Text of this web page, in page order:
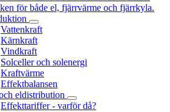
för både el, fjärrvärme och fjärrkyla.
Vattenkraft
Kärnkraft
Vindkraft
Solceller och solenergi
Kraftvärme
Effektbalansen
eldistribution
Effekttariffer - varför då?